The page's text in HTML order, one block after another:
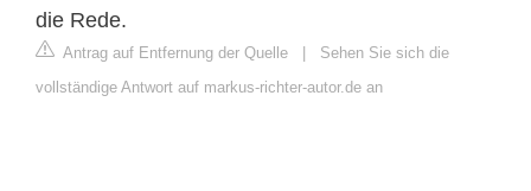
die Rede.
Antrag auf Entfernung der Quelle
Sehen Sie sich die
vollständige Antwort auf markus-richter-autor.de an